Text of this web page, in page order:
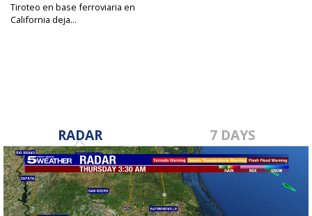
Tiroteo en base ferroviaria en
California deja...
RADAR 7 DAYS